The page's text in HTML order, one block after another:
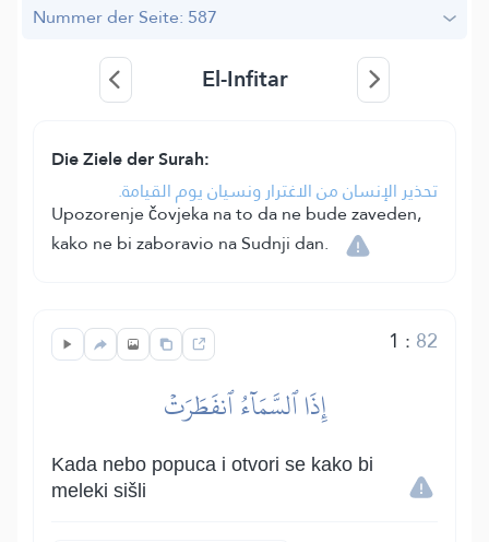
Nummer der Seite: 587
El-Infitar
Die Ziele der Surah:
تحذير الإنسان من الاغترار ونسيان يوم القيامة.
Upozorenje čovjeka na to da ne bude zaveden,
kako ne bi zaboravio na Sudnji dan.
1 : 82
إِذَا ٱلسَّمَآءُ ٱنفَطَرَتۡ
Kada nebo popuca i otvori se kako bi
meleki sišli